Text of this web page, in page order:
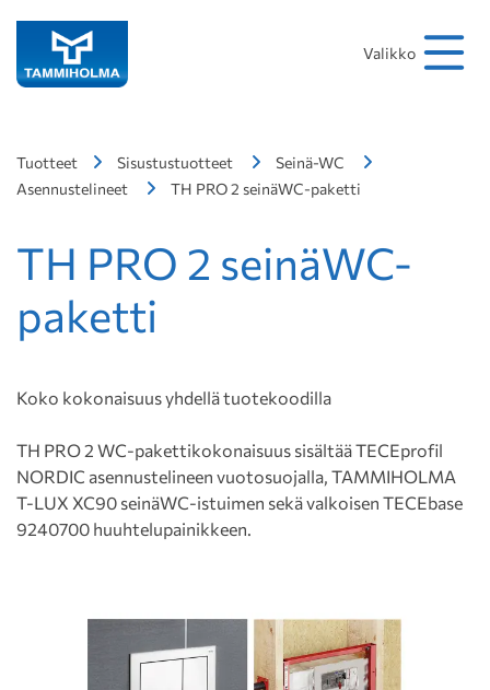
Valikko
Tuotteet Sisustustuotteet
Seinä-WC
Asennustelineet
TH PRO 2 seinäWC-paketti
TH PRO 2 seinäWC-
paketti
Koko kokonaisuus yhdellä tuotekoodilla
TH PRO 2 WC-pakettikokonaisuus sisältää TECEprofil
NORDIC asennustelineen vuotosuojalla, TAMMIHOLMA
T-LUX XC90 seinäWC-istuimen sekä valkoisen TECEbase
9240700 huuhtelupainikkeen.